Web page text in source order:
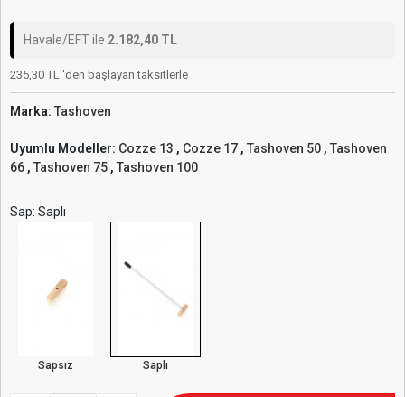
Havale/EFT ile 2.182,40 TL
235,30 TL 'den başlayan taksitlerle
Marka: Tashoven
Uyumlu Modeller: Cozze 13 , Cozze 17 , Tashoven 50 , Tashoven
66 , Tashoven 75 , Tashoven 100
Sap: Saplı
Sapsız Saplı